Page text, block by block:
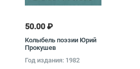
50.00 ₽
Колыбель поэзии Юрий
Прокушев
Год издания: 1982